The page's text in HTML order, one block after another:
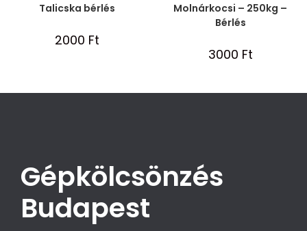
Talicska bérlés
2000 Ft
Molnárkocsi – 250kg –
Bérlés
3000 Ft
Gépkölcsönzés
Budapest